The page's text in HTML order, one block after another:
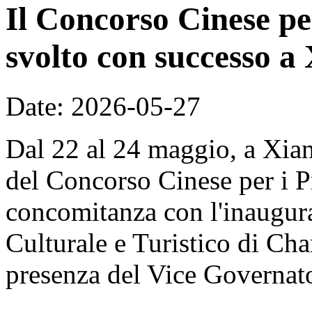
Il Concorso Cinese
svolto con successo
Date: 2026-05-27
Dal 22 al 24 maggio, a
del Concorso Cinese per
concomitanza con
Culturale e Turistico di
presenza del Vice